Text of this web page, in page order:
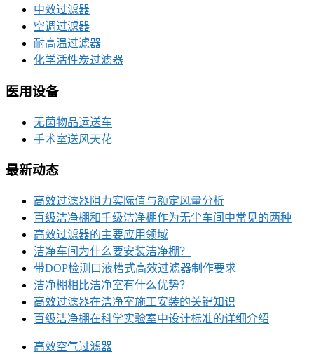
中效过滤器
空调过滤器
耐高温过滤器
化学活性炭过滤器
医用设备
无菌物品运送车
手术室送风天花
最新动态
高效过滤器阻力实际值与额定风量分析
百级洁净棚和千级洁净棚作为无尘车间中常见的两种
高效过滤器的主要应用领域
洁净车间为什么要安装洁净棚？
带DOP检测口液槽式高效过滤器制作要求
洁净棚相比洁净室有什么优势？
高效过滤器在洁净室施工安装的关键知识
百级洁净棚在科学实验室中设计标准的详细介绍
高效空气过滤器